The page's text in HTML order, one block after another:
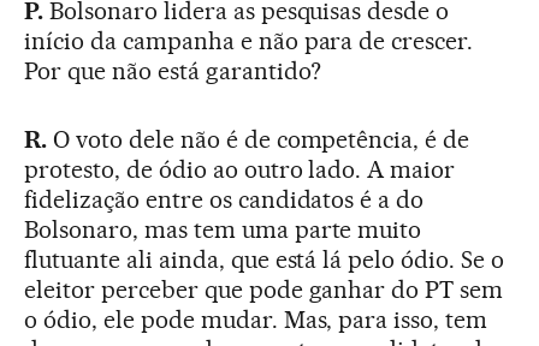
P.Bolsonaro lidera as pesquisas desde o
início da campanha e não para de crescer.
Por que não está garantido?
R.O voto dele não é de competência, é de
protesto, de ódio ao outro lado. A maior
fidelização entre os candidatos é a do
Bolsonaro, mas tem uma parte muito
flutuante ali ainda, que está lá pelo ódio. Se o
eleitor perceber que pode ganhar do PT sem
o ódio, ele pode mudar. Mas, para isso, tem